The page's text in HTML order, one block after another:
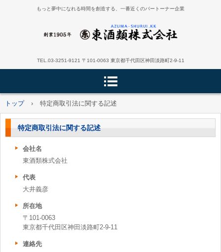
もっと夢中になれる時間を創造する、一番近くのパートーナー企業
TEL.03-3251-9121 〒101-0063 東京都千代田区神田淡路町2-9-11
トップ › 特定商取引法に関する記述
特定商取引法に関する記述
会社名
東酒類株式会社
代表
大井義彦
所在地
〒101-0063
東京都千代田区神田淡路町2-9-11
連絡先